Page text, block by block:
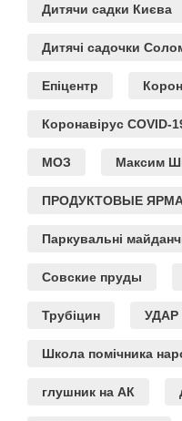
Дитячи садки Києва
Дитячі садочки
Епіцентр
Коронавірус COVID-
МОЗ Максим
ПРОДУКТОВЫЕ
Паркувальні
Совские пруды
Трубіцин УДАР
Школа помічника
глушник на АК